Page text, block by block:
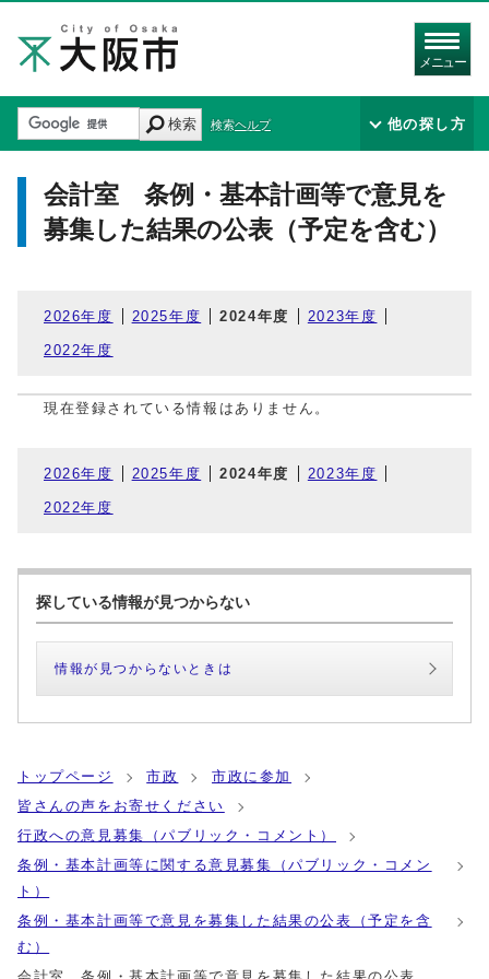
メニュー
検索 検索ヘルプ 他の探し方
会計室 条例・基本計画等で意見を
募集した結果の公表（予定を含む）
2026年度 2025年度 2024年度 2023年度
2022年度
現在登録されている情報はありません。
2026年度 2025年度 2024年度 2023年度
2022年度
探している情報が見つからない
情報が見つからないときは
トップページ 市政
市政に参加
皆さんの声をお寄せください
行政への意見募集（パブリック・コメント）
条例・基本計画等に関する意見募集（パブリック・コメン
ト）
条例・基本計画等で意見を募集した結果の公表（予定を含
む）